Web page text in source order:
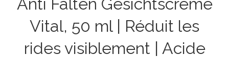
Anti Falten Gesichtscreme
Vital, 50 ml | Réduit les
rides visiblement | Acide